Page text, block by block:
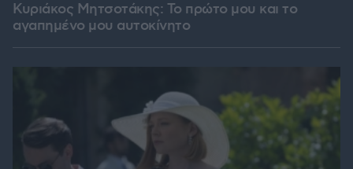
Κυριάκος Μητσοτάκης: Το πρώτο μου και το
αγαπημένο μου αυτοκίνητο